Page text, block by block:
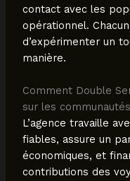
contact avec les
opérationnel.
d’expérimenter un
manière.
Comment Double
sur les
L’agence travaille
fiables, assure un
économiques, et
contributions des